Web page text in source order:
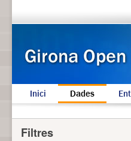
Inici Dades
Filtres